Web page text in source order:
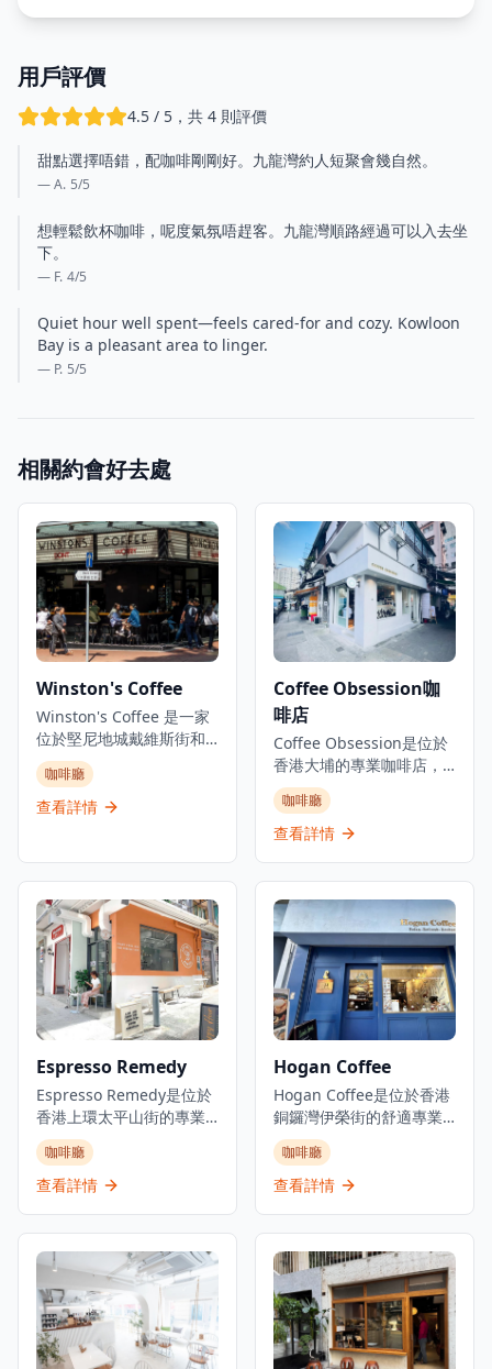
用戶評價
4.5 / 5，共 4 則評價
甜點選擇唔錯，配咖啡剛剛好。九龍灣約人短聚會幾自然。
— A. 5/5
想輕鬆飲杯咖啡，呢度氣氛唔趕客。九龍灣順路經過可以入去坐
下。
— F. 4/5
Quiet hour well spent—feels cared-for and cozy. Kowloon
Bay is a pleasant area to linger.
— P. 5/5
相關約會好去處
Winston's Coffee
Winston's Coffee 是一家
位於堅尼地城戴維斯街和
福布斯街交界的鄰里咖啡
店兼雞尾酒吧。這家澳洲
風格的咖啡店每日早上7點
外也有空間供顧客享用咖
啡和輕食。Winston's
Coffee 提供各種每週特色
活動，包括歡樂時光優
惠、主題夜晚和特價飲
品，成為當地人和遊客尋
找優質咖啡和休閒用餐的
熱門目的地。咖啡店使用
優質的澳洲咖啡豆，由專
業咖啡師精心沖泡，無論
是濃縮咖啡、拿鐵還是手
沖咖啡，都能滿足咖啡愛
好者的需求。晚上的雞尾
酒吧氛圍輕鬆愉快，提供
場所。店內的輕食選擇豐
富，從新鮮出爐的麵包到
健康沙拉，應有盡有。
Winston's Coffee不僅是
一個咖啡店，更是堅尼地
咖啡廳
查看詳情
Coffee Obsession咖
啡店
Coffee Obsession是位於
香港大埔的專業咖啡店，
是咖啡愛好者探索精品咖
啡的理想去處。這家簡約
而認真的咖啡店專注於優
深受本地咖啡愛好者喜
愛。咖啡店為客人提供舒
適的環境，無論是想要享
受一杯精心沖泡的咖啡，
還是與朋友共度悠閒時
光，這裡都是完美的選
擇。店內提供多種單品咖
富的咖啡師精心製作，確
保每一杯都展現最佳的風
味。Coffee Obsession以
在大埔區提供優質咖啡而
聞名，是體驗專業咖啡文
化的理想場所。
咖啡廳
查看詳情
Espresso Remedy
Espresso Remedy是位於
香港上環太平山街的專業
咖啡店，是體驗精品咖啡
文化的理想去處。這家咖
啡店提供單一產地意式濃
經過精心沖泡，展現咖啡
的獨特風味。以優質咖啡
和社區建設而聞名，
Espresso Remedy已成為
充滿活力的咖啡文化的一
部分，將太平山街轉變為
咖啡廳
查看詳情
Hogan Coffee
Hogan Coffee是位於香港
銅鑼灣伊榮街的舒適專業
咖啡店，是體驗精品咖啡
的理想去處。以其獨特的
浪漫希臘藍色外牆而聞
性咖啡店。這家親密的咖
啡店雖然空間緊湊，但提
供舒適溫馨的氛圍，讓客
人可以在繁忙的都市中享
受片刻寧靜。咖啡店專門
提供優質咖啡，包括招牌
咖啡廳
查看詳情